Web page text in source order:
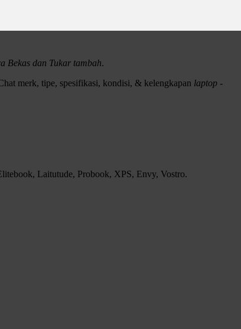
Bekas dan Tukar tambah.
merk, tipe, spesifikasi, kondisi, & kelengkapan laptop -
Laitutude, Probook, XPS, Envy, Vostro.